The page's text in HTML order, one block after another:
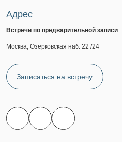
Адрес
Встречи по предварительной записи
Москва, Озерковская наб. 22 /24
Записаться на встречу